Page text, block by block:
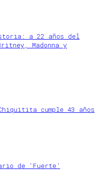
a 22 años del
Madonna y
cumple 43 años
de ‘Fuerte’